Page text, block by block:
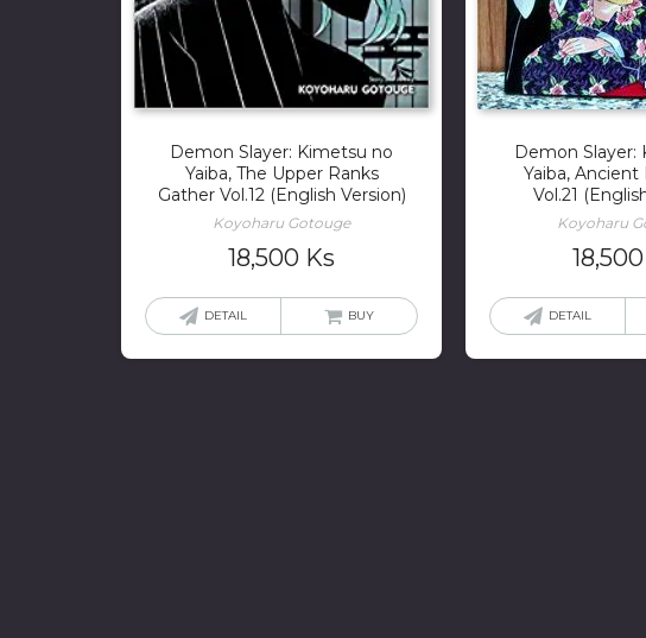
Demon Slayer: Kimetsu no
Yaiba, The Upper Ranks
Gather Vol.12 (English Version)
Koyoharu Gotouge
18,500 Ks
DETAIL BUY
Demon Slayer:
Yaiba,
Vol.21
Koyoharu
18,500
DETAIL